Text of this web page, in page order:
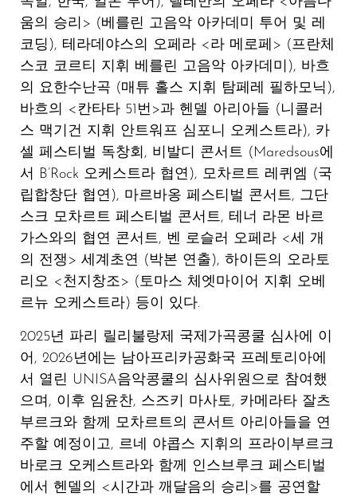
움의 승리> (베를린 고음악 아카데미 투어 및 레
코딩), 테라데야스의 오페라 <라 메로페> (프란체
스코 코르티 지휘 베를린 고음악 아카데미), 바흐
의 요한수난곡 (매튜 홀스 지휘 탐페레 필하모닉),
바흐의 <칸타타 51번>과 헨델 아리아들 (니콜러
스 맥기건 지휘 안트워프 심포니 오케스트라), 카
셀 페스티벌 독창회, 비발디 콘서트 (Maredsous에
서 B’Rock 오케스트라 협연), 모차르트 레퀴엠 (국
립합창단 협연), 마르바옹 페스티벌 콘서트, 그단
스크 모차르트 페스티벌 콘서트, 테너 라몬 바르
가스와의 협연 콘서트, 벤 로슬러 오페라 <세 개
의 전쟁> 세계초연 (박본 연출), 하이든의 오라토
리오 <천지창조> (토마스 체엣마이어 지휘 오베
르뉴 오케스트라) 등이 있다.
2025년 파리 릴리불랑제 국제가곡콩쿨 심사에 이
어, 2026년에는 남아프리카공화국 프레토리아에
서 열린 UNISA음악콩쿨의 심사위원으로 참여했
으며, 이후 임윤찬, 스즈키 마사토, 카메라타 잘츠
부르크와 함께 모차르트의 콘서트 아리아들을 연
주할 예정이고, 르네 야콥스 지휘의 프라이부르크
바로크 오케스트라와 함께 인스브루크 페스티벌
에서 헨델의 <시간과 깨달음의 승리>를 공연할